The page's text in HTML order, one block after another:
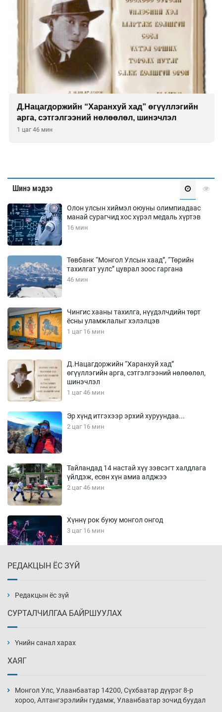
Д.Нацагдоржийн “Харанхуй хад” өгүүллэгийн
арга, сэтгэлгээний нөлөөлөл, шинэчлэл
1 цаг 46 мин
Шинэ мэдээ
Олон улсын хиймэл оюуны олимпиадаас
манай сурагчид хос хүрэл медаль хүртэв
16 мин
Төвбанк “Монгол Улсын хаад”, “Төрийн
тахилгат уулс” цуврал зоос гаргана
46 мин
Чингис хааны тахилга, нүүдэлчдийн төрт
ёсны уламжлалыг хэлэлцэв
1 цаг 16 мин
Д.Нацагдоржийн “Харанхуй хад”
өгүүллэгийн арга, сэтгэлгээний нөлөөлөл,
шинэчлэл
1 цаг 46 мин
Эр хүнд итгэхээр эрхий хуруундаа...
2 цаг 16 мин
Тайландад 14 настай хүү зэвсэгт халдлага
үйлдэж, есөн хүн амиа алджээ
2 цаг 46 мин
Хүннү рок буюу монгол онгод
3 цаг 16 мин
3 цаг 46 мин
4 цаг 16 мин
4 цаг 46 мин
РЕДАКЦЫН ЁС ЗҮЙ
Редакцын ёс зүй
СУРТАЛЧИЛГАА БАЙРШУУЛАХ
Үнийн санал харах
ХАЯГ
Монгол Улс, Улаанбаатар 14200, Сүхбаатар дүүрэг 8-р
хороо, Алтангэрэлийн гудамж, Улаанбаатар зочид буудал